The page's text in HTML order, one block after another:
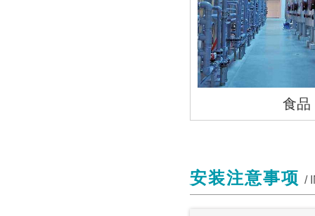
食品
安装注意事项 /